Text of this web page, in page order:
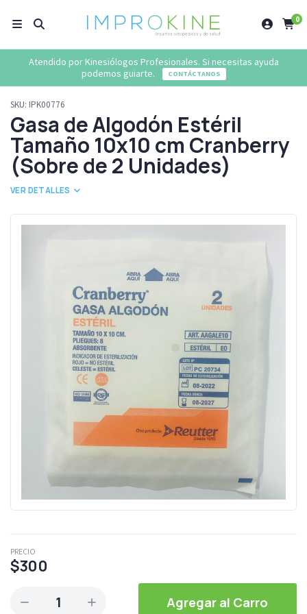
0
Atendido por Kinesiólogos Profesionales. Si necesitas ayuda
podemos guiarte.
CONTÁCTANOS
SKU: IPK00776
Gasa de Algodón Estéril
Tamaño 10x10 cm Cranberry
(Sobre de 2 Unidades)
VER DETALLES
PRECIO
$300
1 Agregar al Carro